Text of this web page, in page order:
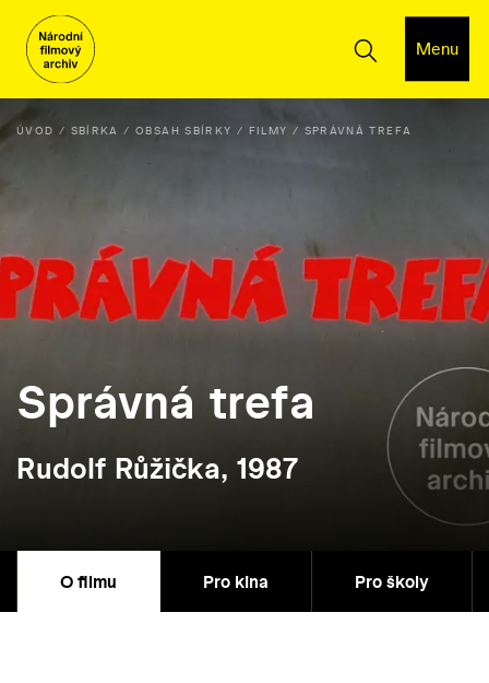
Menu
ÚVOD SBÍRKA OBSAH SBÍRKY FILMY SPRÁVNÁ TREFA
Správná trefa
Rudolf Růžička, 1987
O filmu Pro kina Pro školy